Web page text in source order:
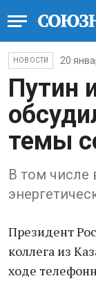
НОВОСТИ 20
Путин
темы
В том числе
Президент
кoллега из
ходе